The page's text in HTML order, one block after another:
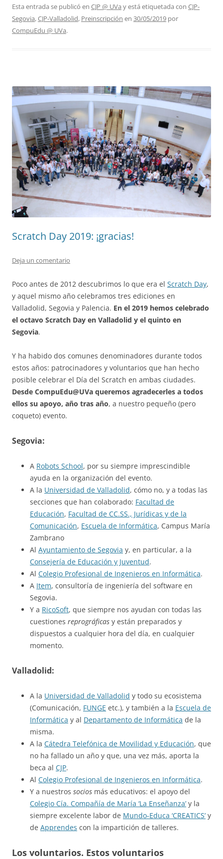
Esta entrada se publicó en CJP @ UVa y está etiquetada con CJP-
Segovia,CJP-Valladolid, Preinscripción en 30/05/2019 por
CompuEdu @ UVa.
Scratch Day 2019: ¡gracias!
Deja un comentario
Poco antes de 2012 descubrimos lo que era el Scratch Day,
y aquel mismo año celebramos tres ediciones en
Valladolid, Segovia y Palencia. En el 2019 hemos celebrado
el octavo Scratch Day en Valladolid y el quinto en
Segovia.
Y ha habido dos comunes denominadores durante todos
estos años: patrocinadores y voluntarios que han hecho
posible celebrar el Día del Scratch en ambas ciudades.
Desde CompuEdu@UVa queremos agradecerles a todos
ellos su apoyo, año tras año, a nuestro pequeño (pero
coqueto) evento.
Segovia:
A Robots School, por su siempre imprescindible
ayuda en la organización del evento.
A la Universidad de Valladolid, cómo no, y a todas las
secciones que han colaborado: Facultad de
Educación, Facultad de CC.SS., Jurídicas y de la
Comunicación, Escuela de Informática, Campus María
Zambrano
Al Ayuntamiento de Segovia y, en particular, a la
Consejería de Educación y Juventud.
Al Colegio Profesional de Ingenieros en Informática.
A Item, consultoría de ingeniería del software en
Segovia.
Y a RicoSoft, que siempre nos ayudan con todas las
cuestiones reprográficas y están preparados y
dispuestos a cualquier hora del día, en cualquier
momento.
Valladolid:
A la Universidad de Valladolid y todo su ecosistema
(Comunicación, FUNGE etc.), y también a la Escuela de
Informática y al Departamento de Informática de la
misma.
A la Cátedra Telefónica de Movilidad y Educación, que
no ha fallado un año y que, una vez más, aporta la
beca al CJP.
Al Colegio Profesional de Ingenieros en Informática.
Y a nuestros socios más educativos: el apoyo del
Colegio Cía. Compañía de María ‘La Enseñanza’ y la
siempre excelente labor de Mundo-Educa ‘CREATICS’ y
de Apprendes con la impartición de talleres.
Los voluntarios. Estos voluntarios